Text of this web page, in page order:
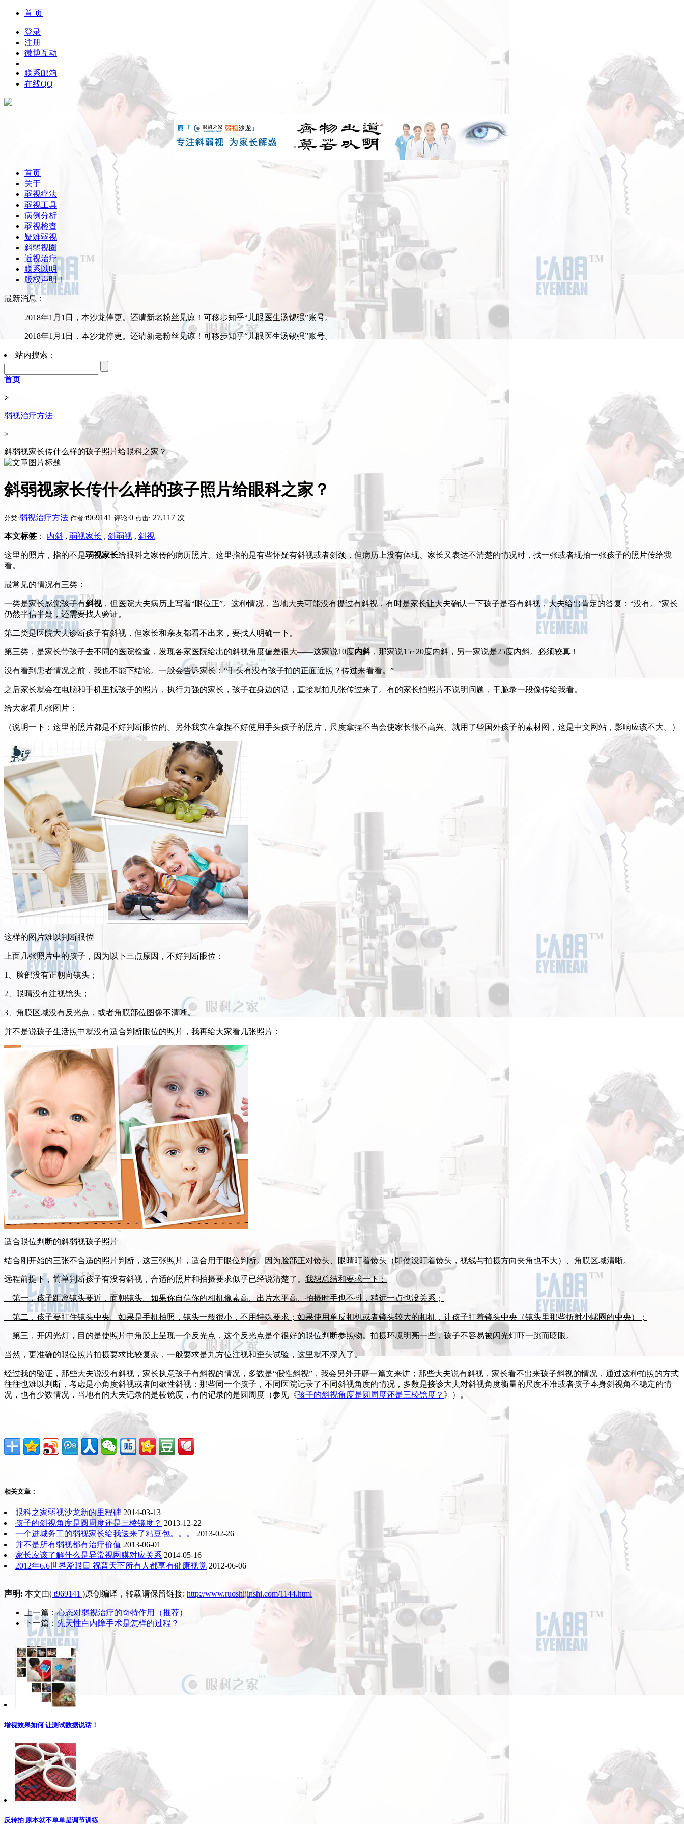
首 页
登录
注册
微博互动
联系邮箱
在线QQ
首页
关于
弱视疗法
弱视工具
病例分析
弱视检查
疑难弱视
斜弱视圈
近视治疗
联系以明
版权声明！
最新消息：
2018年1月1日，本沙龙停更。还请新老粉丝见谅！可移步知乎“儿眼医生汤锡强”账号。
2018年1月1日，本沙龙停更。还请新老粉丝见谅！可移步知乎“儿眼医生汤锡强”账号。
站内搜索：
首页
>
弱视治疗方法
>
斜弱视家长传什么样的孩子照片给眼科之家？
斜弱视家长传什么样的孩子照片给眼科之家？
分类:弱视治疗方法 作者:t969141 评论:0 点击: 27,117 次
本文标签 ： 内斜 , 弱视家长 , 斜弱视 , 斜视
这里的照片，指的不是弱视家长给眼科之家传的病历照片。这里指的是有些怀疑有斜视或者斜颈，但病历上没有体现、家长又表达不清楚的情况时，找一张或者现拍一张孩子的照片传给我
看。
最常见的情况有三类：
一类是家长感觉孩子有斜视，但医院大夫病历上写着“眼位正”。这种情况，当地大夫可能没有提过有斜视，有时是家长让大夫确认一下孩子是否有斜视，大夫给出肯定的答复：“没有。”家长
仍然半信半疑，还需要找人验证。
第二类是医院大夫诊断孩子有斜视，但家长和亲友都看不出来，要找人明确一下。
第三类，是家长带孩子去不同的医院检查，发现各家医院给出的斜视角度偏差很大——这家说10度内斜，那家说15~20度内斜，另一家说是25度内斜。必须较真！
没有看到患者情况之前，我也不能下结论。一般会告诉家长：“手头有没有孩子拍的正面近照？传过来看看。”
之后家长就会在电脑和手机里找孩子的照片，执行力强的家长，孩子在身边的话，直接就拍几张传过来了。有的家长怕照片不说明问题，干脆录一段像传给我看。
给大家看几张图片：
（说明一下：这里的照片都是不好判断眼位的。另外我实在拿捏不好使用手头孩子的照片，尺度拿捏不当会使家长很不高兴。就用了些国外孩子的素材图，这是中文网站，影响应该不大。）
这样的图片难以判断眼位
上面几张照片中的孩子，因为以下三点原因，不好判断眼位：
1、脸部没有正朝向镜头；
2、眼睛没有注视镜头；
3、角膜区域没有反光点，或者角膜部位图像不清晰。
并不是说孩子生活照中就没有适合判断眼位的照片，我再给大家看几张照片：
适合眼位判断的斜弱视孩子照片
结合刚开始的三张不合适的照片判断，这三张照片，适合用于眼位判断。因为脸部正对镜头、眼睛盯着镜头（即使没盯着镜头，视线与拍摄方向夹角也不大）、角膜区域清晰。
远程前提下，简单判断孩子有没有斜视，合适的照片和拍摄要求似乎已经说清楚了。 我想总结和要求一下：
第一，孩子距离镜头要近，面朝镜头。如果你自信你的相机像素高、出片水平高、拍摄时手也不抖，稍远一点也没关系；
第二，孩子要盯住镜头中央。如果是手机拍照，镜头一般很小，不用特殊要求；如果使用单反相机或者镜头较大的相机，让孩子盯着镜头中央（镜头里那些折射小螺圈的中央）；
第三，开闪光灯，目的是使照片中角膜上呈现一个反光点，这个反光点是个很好的眼位判断参照物。拍摄环境明亮一些，孩子不容易被闪光灯吓一跳而眨眼。
当然，更准确的眼位照片拍摄要求比较复杂，一般要求是九方位注视和歪头试验，这里就不深入了。
经过我的验证，那些大夫说没有斜视，家长执意孩子有斜视的情况，多数是“假性斜视”，我会另外开辟一篇文来讲；那些大夫说有斜视，家长看不出来孩子斜视的情况，通过这种拍照的方式
往往也难以判断，考虑是小角度斜视或者间歇性斜视；那些同一个孩子，不同医院记录了不同斜视角度的情况，多数是接诊大夫对斜视角度衡量的尺度不准或者孩子本身斜视角不稳定的情
况，也有少数情况，当地有的大夫记录的是棱镜度，有的记录的是圆周度（参见《孩子的斜视角度是圆周度还是三棱镜度？ 》）。
相关文章：
眼科之家弱视沙龙新的里程碑 2014-03-13
孩子的斜视角度是圆周度还是三棱镜度？ 2013-12-22
一个进城务工的弱视家长给我送来了粘豆包。。。
2013-02-26
并不是所有弱视都有治疗价值 2013-06-01
家长应该了解什么是异常视网膜对应关系 2014-05-16
2012年6.6世界爱眼日 祝普天下所有人都享有健康视觉 2012-06-06
声明: 本文由( t969141 )原创编译，转载请保留链接: http://www.ruoshijinshi.com/1144.html
上一篇：心态对弱视治疗的奇特作用（推荐）
下一篇： 先天性白内障手术是怎样的过程？
增视效果如何 让测试数据说话！
反转拍 原本就不单单是调节训练